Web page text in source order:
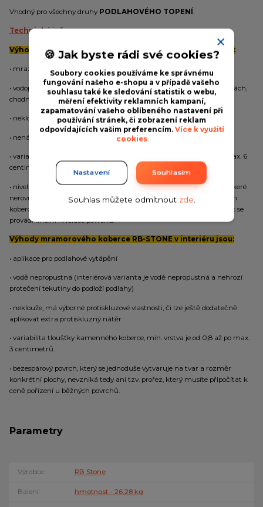
Vhodný pro všechny druhy PODLAHOVÉHO TOPENÍ
Technické informace:
Výhody mramorového koberce RB-STONE v exteriéru jsou:
• mrazuvzdorný
• vodopropustný (netvoří se kaluže, což je výhoda na příjezdových cestách,
chodnících a u bazénů)
• neklouže, v zimním období má výborné protiskluzové vlastnosti
• nenáročný na údržbu a to jak v létě, tak i v zimním období
• variabilita tloušťky kamenného koberce, min. vrstva je od 1 až po max. 6
centimetrů
• nivelace povrchu, není třeba podklad přesně nivelovat do roviny, veškeré
nerovnosti či šikminy podkladu se zcela jednoduše vyplní kamenným
kobercem. Podklad nemusí být v rovině a přímo kamenným koberec se
provádí finální nivelace povrchu.
Výhody mramorového koberce RB-STONE v interiéru jsou:
• aplikace pro podlahové vytápění
• vodě nepropustná (interiérová varianta je vodě nepropustná a nehrozí
protečení tekutiny do podloží podlahy)
• neklouže, má výborné protiskluzové vlastnosti, či lze ještě dodatečně
aplikovat extra protiskluzný nátěr
• variabilita tloušťky kamenného koberce, min. vrstva je od 0,8 až po max.
3 centimetrů.
• bezespárový povrch, který se jednoduše vytvaruje na tvar a rozměr
konkrétní plochy, nevzniká tedy ani tzv. prořez, který musíte připočítat k
ceně pořízení u běžných povrchů.
Parametry
Výrobce RB Stone
Balení hmotnost - 26,28 kg
🍪 Jak byste rádi své cookies?
Soubory cookies používáme ke správnému
fungování našeho e-shopu a v případě vašeho
souhlasu také ke sledování statistik o webu,
měření efektivity reklamních kampaní,
zapamatování vašeho oblíbeného nastavení při
používání stránek, či zobrazení reklam
odpovídajících vašim preferencím. Více k využití
cookies
Nastavení Souhlasím
Souhlas můžete odmítnout zde.